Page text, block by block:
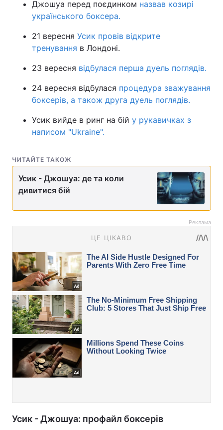
Джошуа перед поєдинком назвав козирі
українського боксера.
21 вересня Усик провів відкрите
тренування в Лондоні.
23 вересня відбулася перша дуель поглядів.
24 вересня відбулася процедура зважування
боксерів, а також друга дуель поглядів.
Усик вийде в ринг на бій у рукавичках з
написом "Ukraine".
ЧИТАЙТЕ ТАКОЖ
Усик - Джошуа: де та коли
дивитися бій
Реклама
Усик - Джошуа: профайл боксерів